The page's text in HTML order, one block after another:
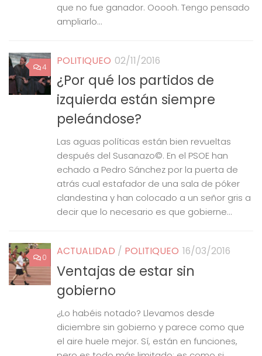
que no fue ganador. Ooooh. Tengo pensado
ampliarlo...
4 POLITIQUEO 02/11/2016
¿Por qué los partidos de
izquierda están siempre
peleándose?
Las aguas políticas están bien revueltas
después del Susanazo©. En el PSOE han
echado a Pedro Sánchez por la puerta de
atrás cual estafador de una sala de póker
clandestina y han colocado a un señor gris a
decir que lo necesario es que gobierne...
0 ACTUALIDAD / POLITIQUEO 16/03/2016
Ventajas de estar sin
gobierno
¿Lo habéis notado? Llevamos desde
diciembre sin gobierno y parece como que
el aire huele mejor. Sí, están en funciones,